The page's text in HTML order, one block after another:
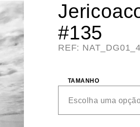
#135
REF:
TAMANHO